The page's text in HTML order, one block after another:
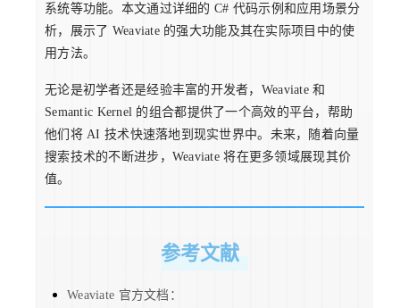
系统等功能。本文通过详细的 C# 代码示例和应用场景分
析，展示了 Weaviate 的强大功能及其在实际项目中的使
用方法。
无论是初学者还是经验丰富的开发者，Weaviate 和
Semantic Kernel 的组合都提供了一个高效的平台，帮助
他们将 AI 技术快速落地到现实世界中。未来，随着向量
搜索技术的不断进步，Weaviate 将在更多领域展现其价
值。
参考文献
Weaviate 官方文档：